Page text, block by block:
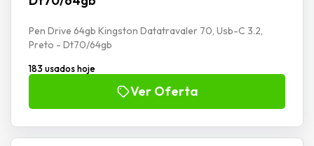
Pen Drive 64gb Kingston Datatravaler 70, Usb-C 3.2,
Preto - Dt70/64gb
183 usados hoje
Ver Oferta